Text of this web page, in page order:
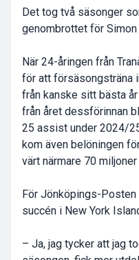
Det tog två säsonger
genombrottet för
När 24-åringen från
för att försäsongsträna
från kanske sitt bästa
från året dessförinnan
25 assist under 2024/
kom även belöningen
värt närmare 70 miljoner
För Jönköpings-
succén i New York
– Ja, jag tycker att jag